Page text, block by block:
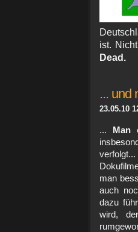
ist.
Dead.
... und
23.05.10
...
Man
man
auch
dazu
wird,